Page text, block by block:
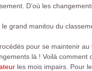
D’où les
grand manitou du
pour se maintenir
là ! Voilà comment
les mois impairs. Pour